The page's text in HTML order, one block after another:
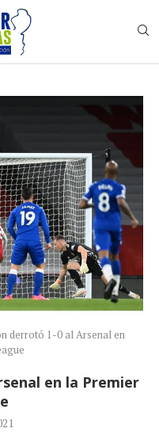
derrotó 1-0 al Arsenal en
en la Premier